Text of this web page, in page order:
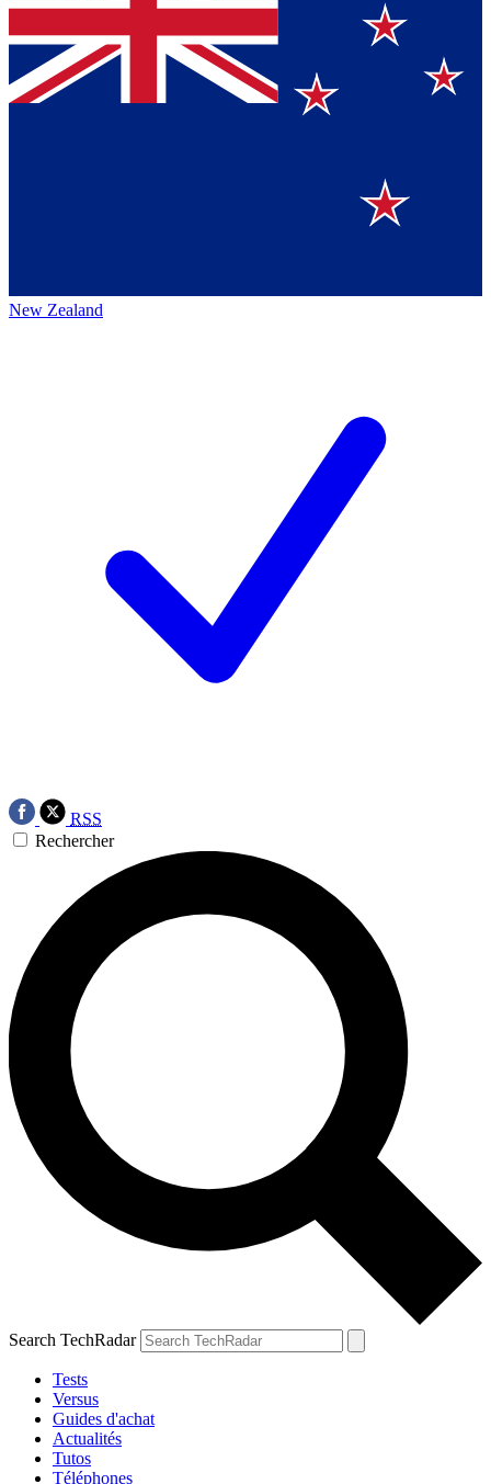
New Zealand
RSS
Rechercher
Search TechRadar
Tests
Versus
Guides d'achat
Actualités
Tutos
Téléphones